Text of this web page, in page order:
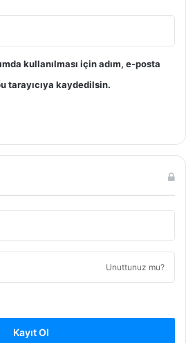
kullanılması için adım, e-posta
tarayıcıya kaydedilsin.
Unuttunuz mu?
Kayıt Ol